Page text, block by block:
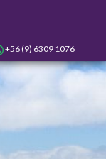
+56 (9) 6309 1076